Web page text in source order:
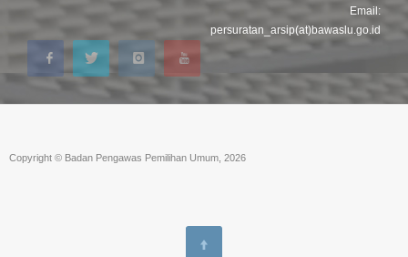
Email:
persuratan_arsip(at)bawaslu.go.id
Copyright © Badan Pengawas Pemilihan Umum, 2026